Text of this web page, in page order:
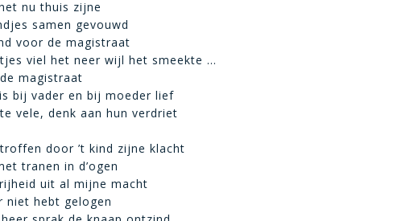
nu thuis zijne
samen gevouwd
voor de magistraat
viel het neer wijl het smeekte …
magistraat
bij vader en bij moeder lief
vele, denk aan hun verdriet
door ’t kind zijne klacht
tranen in d’ogen
uit al mijne macht
niet hebt gelogen